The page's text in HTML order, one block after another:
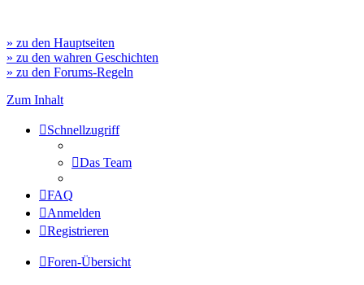
» zu den Hauptseiten
» zu den wahren Geschichten
» zu den Forums-Regeln
Zum Inhalt
Schnellzugriff
Das Team
FAQ
Anmelden
Registrieren
Foren-Übersicht